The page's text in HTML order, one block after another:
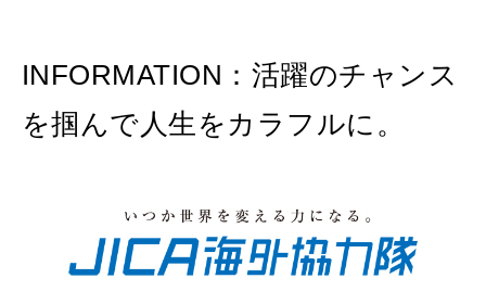
INFORMATION：活躍のチャンス
を掴んで人生をカラフルに。